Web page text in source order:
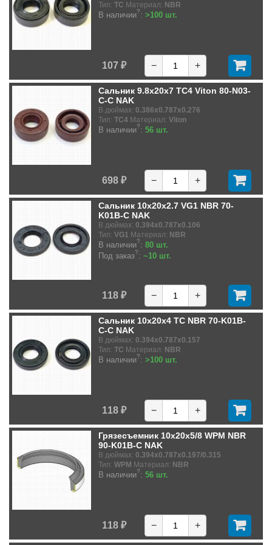
Тип: TC Материал: NBR
В наличии?: >100 шт.
107 ₽ − +
Сальник 9.8x20x7 TC4 Viton 80-N03-
C-C NAK
В дюймах: 0.386x0.787x0.276
Тип: TC4 Материал: Viton
В наличии?: 56 шт.
698 ₽ − +
Сальник 10x20x2.7 VG1 NBR 70-
K01B-C NAK
В дюймах: 0.394x0.787x0.106
Тип: VG1 Материал: NBR
В наличии?: 80 шт.
Под заказ?: ~10 шт.
118 ₽ − +
Сальник 10x20x4 TC NBR 70-K01B-
C-C NAK
В дюймах: 0.394x0.787x0.157
Тип: TC Материал: NBR
В наличии?: >100 шт.
118 ₽ − +
Грязесъемник 10x20x5/8 WPM NBR
90-K01B-C NAK
В дюймах: 0.394x0.787x0.197/0.315
Тип: WPM Материал: NBR
В наличии?: 56 шт.
118 ₽ − +